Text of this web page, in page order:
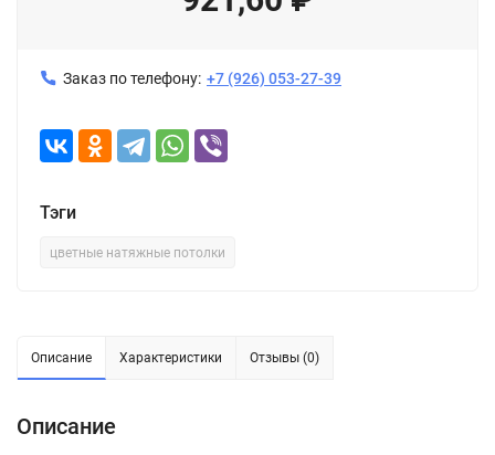
Заказ по телефону: +7 (926) 053-27-39
Тэги
цветные натяжные потолки
Описание Характеристики Отзывы (0)
Описание